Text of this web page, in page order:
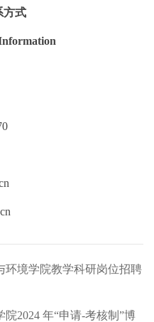
方式
环境学院教学科研岗位招聘
2024 年“申请-考核制”博